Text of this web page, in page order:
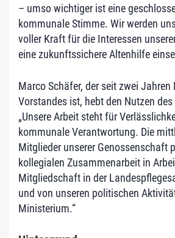
– umso wichtiger ist eine
kommunale Stimme. Wir werden
voller Kraft für die Interessen
eine zukunftssichere Altenhilfe
Marco Schäfer, der seit zwei
Vorstandes ist, hebt den Nutzen
„Unsere Arbeit steht für
kommunale Verantwortung. Die
Mitglieder unserer Genossenschaft
kollegialen Zusammenarbeit in
Mitgliedschaft in der
und von unseren politischen
Ministerium.“